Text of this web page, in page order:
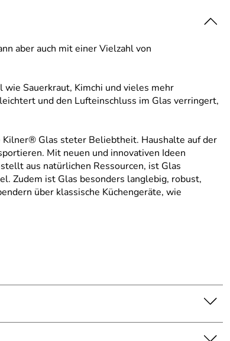
aber auch mit einer Vielzahl von
Sauerkraut, Kimchi und vieles mehr
und den Lufteinschluss im Glas verringert,
Glas steter Beliebtheit. Haushalte auf der
Mit neuen und innovativen Ideen
aus natürlichen Ressourcen, ist Glas
Zudem ist Glas besonders langlebig, robust,
über klassische Küchengeräte, wie